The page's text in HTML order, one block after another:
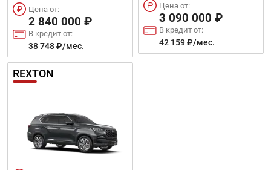
Цена от:
2 840 000 ₽
В кредит от:
38 748 ₽/мес.
Цена от:
3 090 000 ₽
В кредит от:
42 159 ₽/мес.
REXTON